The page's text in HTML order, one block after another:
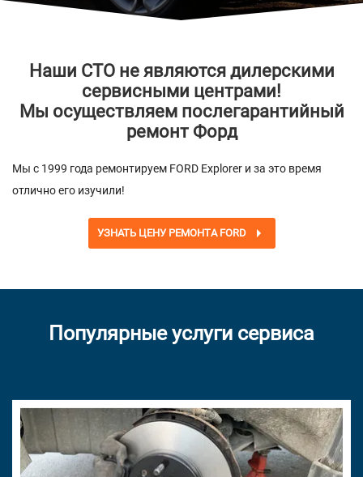
Наши СТО не являются дилерскими
сервисными центрами!
Мы осуществляем послегарантийный
ремонт Форд
Мы с 1999 года ремонтируем FORD Explorer и за это время
отлично его изучили!
УЗНАТЬ ЦЕНУ РЕМОНТА FORD
Популярные услуги сервиса